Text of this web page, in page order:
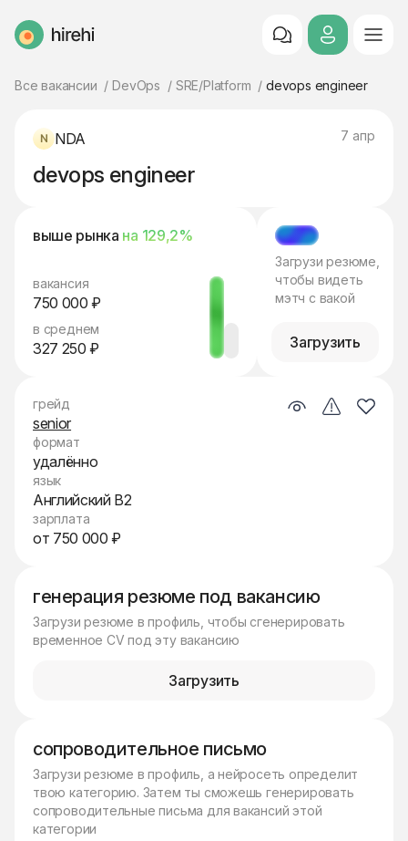
HireHi
Все вакансии DevOps SRE/Platform devops engineer
NDA 7 апр
devops engineer
выше рынка на 129,2%
вакансия
750 000 ₽
в среднем
327 250 ₽
МЭТЧ
Загрузи резюме,
чтобы видеть
мэтч с вакой
Загрузить
генерация резюме под вакансию
Загрузи резюме в профиль, чтобы сгенерировать
временное CV под эту вакансию
Загрузить
сопроводительное письмо
Загрузи резюме в профиль, а нейросеть определит
твою категорию. Затем ты сможешь генерировать
сопроводительные письма для вакансий этой
категории
грейд
senior
формат
удалённо
язык
Английский B2
зарплата
от 750 000 ₽